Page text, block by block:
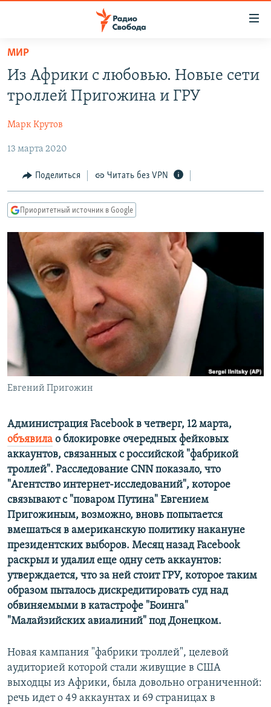
упрощенного
доступа
основному
Вернутся
главной
навигации
Вернутся
поиску
ПРОГРАММЫ
ПОДКАСТЫ
АВТОРСКИЕ ПРОЕКТЫ
ЦИТАТЫ СВОБОДЫ
МНЕНИЯ
КУЛЬТУРА
IDEL.РЕАЛИИ
КАВКАЗ.РЕАЛИИ
СЕВЕР.РЕАЛИИ
СИБИРЬ.РЕАЛИИ
РАСПИСАНИЕ ВЕЩАНИЯ
ПОДПИШИТЕСЬ НА РАССЫЛКУ
СОЦИАЛЬНЫЕ СЕТИ
Все сайты РСЕ/РС
МИР
Из Африки с любовью. Новые сети
троллей Пригожина и ГРУ
Марк Крутов
13 марта 2020
Поделиться Читать без VPN
Приоритетный источник в Google
Евгений Пригожин
Администрация Facebook в четверг, 12 марта,
объявила о блокировке очередных фейковых
аккаунтов, связанных с российской "фабрикой
троллей". Расследование CNN показало, что
"Агентство интернет-исследований", которое
связывают с "поваром Путина" Евгением
Пригожиным, возможно, вновь попытается
вмешаться в американскую политику накануне
президентских выборов. Месяц назад Facebook
раскрыл и удалил еще одну сеть аккаунтов:
утверждается, что за ней стоит ГРУ, которое таким
образом пыталось дискредитировать суд над
обвиняемыми в катастрофе "Боинга"
"Малайзийских авиалиний" под Донецком.
Новая кампания "фабрики троллей", целевой
аудиторией которой стали живущие в США
выходцы из Африки, была довольно ограниченной:
речь идет о 49 аккаунтах и 69 страницах в